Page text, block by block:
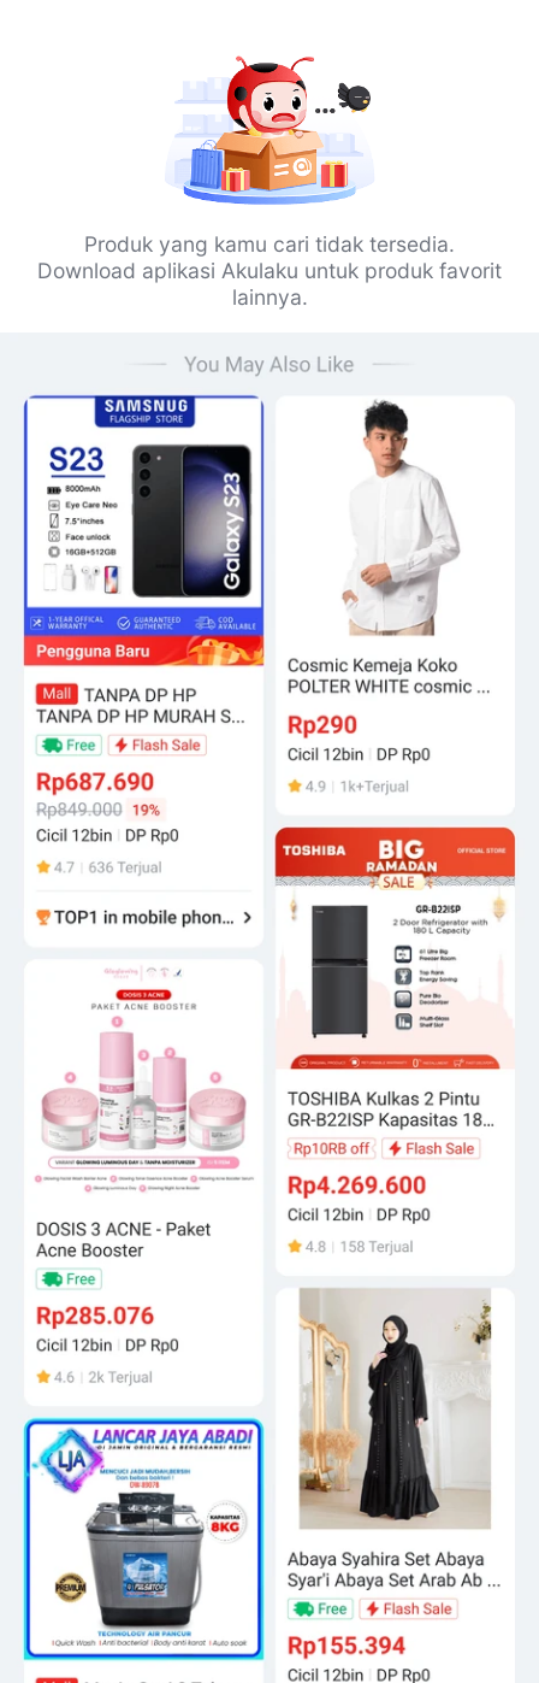
Produk yang kamu cari tidak tersedia.
Download aplikasi Akulaku untuk produk favorit
lainnya.